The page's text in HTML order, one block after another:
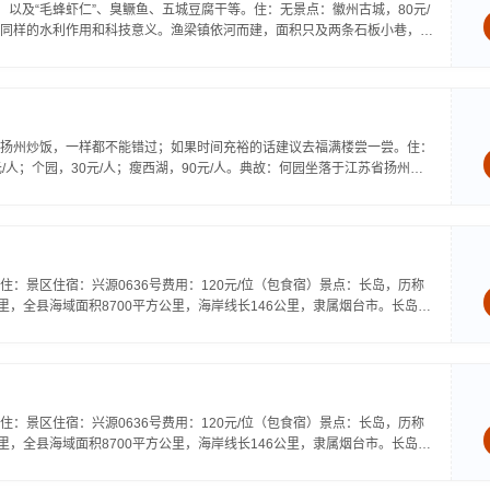
及“毛蜂虾仁”、臭鳜鱼、五城豆腐干等。住：无景点：徽州古城，80元/
样的水利作用和科技意义。渔梁镇依河而建，面积只及两条石板小巷，于
炒饭，一样都不能错过；如果时间充裕的话建议去福满楼尝一尝。住：
；个园，30元/人；瘦西湖，90元/人。典故：何园坐落于江苏省扬州市
：景区住宿：兴源0636号费用：120元/位（包食宿）景点：长岛，历称
全县海域面积8700平方公里，海岸线长146公里，隶属烟台市。长岛县
：景区住宿：兴源0636号费用：120元/位（包食宿）景点：长岛，历称
全县海域面积8700平方公里，海岸线长146公里，隶属烟台市。长岛县